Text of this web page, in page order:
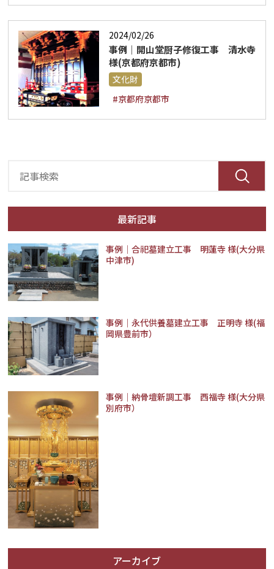
2024/02/26
事例｜開山堂厨子修復工事 清水寺
様(京都府京都市)
文化財
#京都府京都市
最新記事
事例│合祀墓建立工事 明蓮寺 様(大分県
中津市)
事例｜永代供養墓建立工事 正明寺 様(福
岡県豊前市）
事例｜納骨壇新調工事 西福寺 様(大分県
別府市）
アーカイブ